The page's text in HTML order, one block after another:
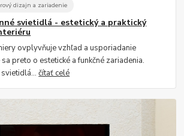
dizajn a zariadenie
svietidlá - estetický a praktický
ovplyvňuje vzhľad a usporiadanie
preto o estetické a funkčné zariadenia.
svietidlá...čítať celé